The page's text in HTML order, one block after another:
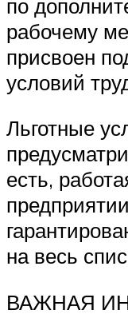
по
рабочему
присвоен
условий
Льготные
есть,
на весь
ВАЖНАЯ